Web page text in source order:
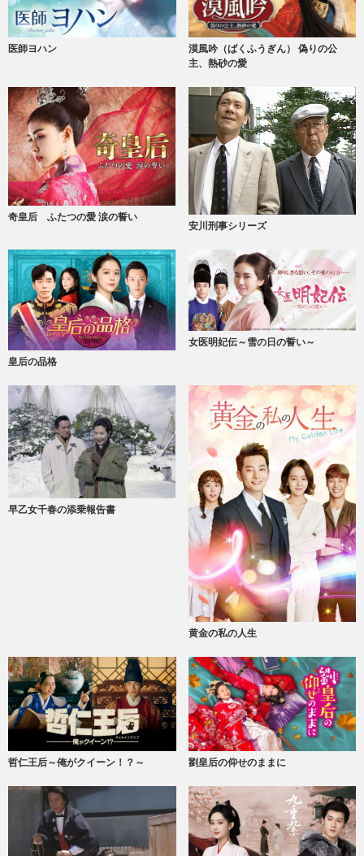
医師ヨハン
漠風吟（ばくふうぎん） 偽りの公
主、熱砂の愛
奇皇后 ふたつの愛 涙の誓い
安川刑事シリーズ
皇后の品格
女医明妃伝～雪の日の誓い～
早乙女千春の添乗報告書
黄金の私の人生
哲仁王后～俺がクイーン！？～ 劉皇后の仰せのままに